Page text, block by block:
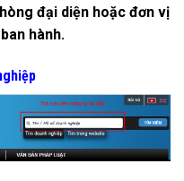
đại diện hoặc đơn vị
hành.